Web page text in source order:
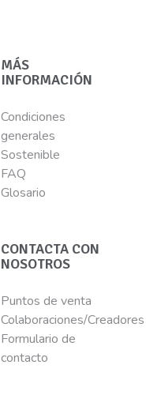
MÁS
INFORMACIÓN
Condiciones
generales
Sostenible
FAQ
Glosario
CONTACTA CON
NOSOTROS
Puntos de venta
Colaboraciones/Creadores
Formulario de
contacto